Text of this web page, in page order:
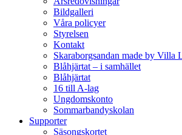
Bildgalleri
Våra policyer
Styrelsen
Kontakt
Skaraborgsandan made by Villa
Blåhjärtat – i samhället
Blåhjärtat
16 till A-lag
Ungdomskonto
Sommarbandyskolan
Supporter
Säsongskortet